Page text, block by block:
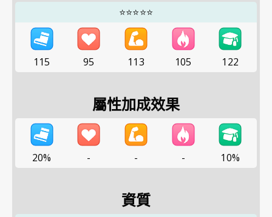
⭐⭐⭐⭐⭐
115 95 113 105 122
屬性加成效果
20% - - - 10%
資質